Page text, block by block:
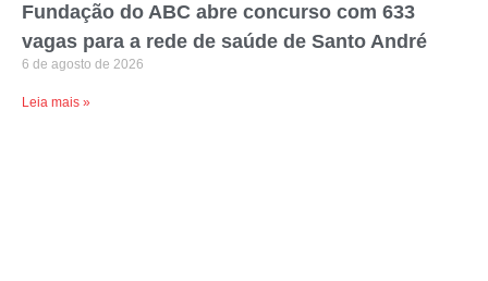
Fundação do ABC abre concurso com 633
vagas para a rede de saúde de Santo André
6 de agosto de 2026
Leia mais »